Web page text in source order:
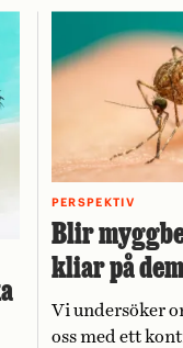
PERSPEKTIV
Blir
kliar på
Vi undersöker
oss med ett